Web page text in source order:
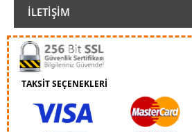
İLETIŞIM
TAKSİT SEÇENEKLERİ